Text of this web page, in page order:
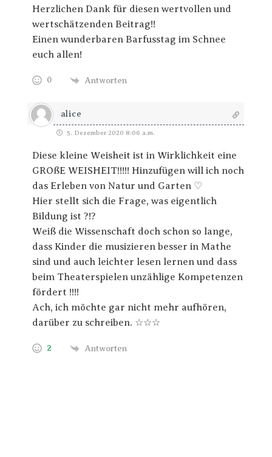
Herzlichen Dank für diesen wertvollen und
wertschätzenden Beitrag!!
Einen wunderbaren Barfusstag im Schnee
euch allen!
0 Antworten
alice
5. Dezember 2020 8:06 a.m.
Diese kleine Weisheit ist in Wirklichkeit eine
GROßE WEISHEIT!!!!! Hinzufügen will ich noch
das Erleben von Natur und Garten ♡
Hier stellt sich die Frage, was eigentlich
Bildung ist ?!?
Weiß die Wissenschaft doch schon so lange,
dass Kinder die musizieren besser in Mathe
sind und auch leichter lesen lernen und dass
beim Theaterspielen unzählige Kompetenzen
fördert !!!!
Ach, ich möchte gar nicht mehr aufhören,
darüber zu schreiben. ☆☆☆
2 Antworten